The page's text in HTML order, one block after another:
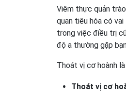
Viêm thực quản
quan tiêu hóa có
trong việc điều trị
độ a thường gặp
Thoát vị cơ hoành
Thoát vị cơ